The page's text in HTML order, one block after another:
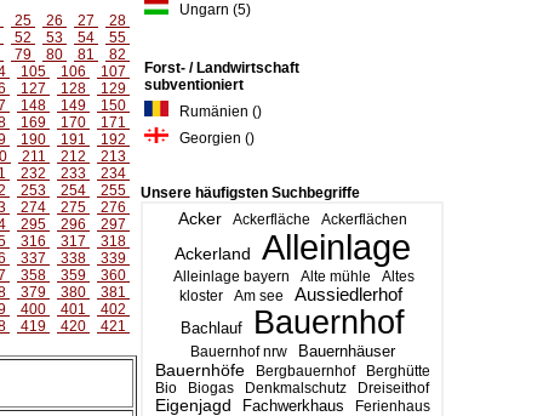
Ungarn (5)
Forst- / Landwirtschaft
subventioniert
Rumänien ()
Georgien ()
Unsere häufigsten Suchbegriffe
Acker Ackerfläche Ackerflächen
Ackerland Alleinlage
Alleinlage bayern Alte mühle
Altes
kloster
Am see Aussiedlerhof
Bachlauf Bauernhof
Bauernhof nrw Bauernhäuser
Bauernhöfe Bergbauernhof
Berghütte
Bio
Biogas Denkmalschutz Dreiseithof
Eigenjagd Fachwerkhaus
Ferienhaus
25 26 27
28
52 53 54
55
79 80 81
82
105 106
107
127 128
129
148 149
150
169 170
171
190 191
192
211 212
213
232 233
234
253 254
255
274 275
276
295 296
297
316 317
318
337 338
339
358 359
360
379 380
381
400 401
402
419 420 421